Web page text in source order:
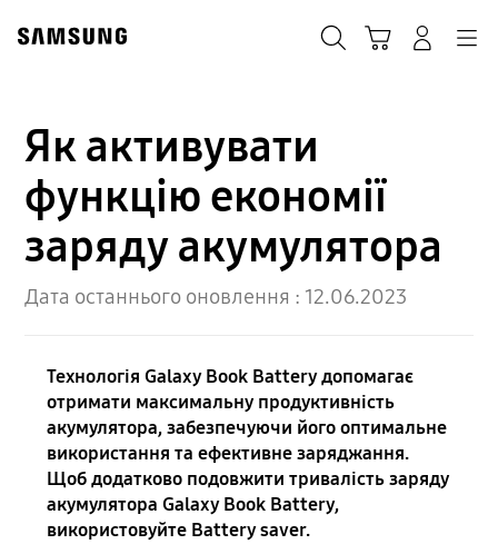
content
Як активувати
функцію економії
заряду акумулятора
Дата останнього оновлення : 12.06.2023
Технологія Galaxy Book Battery допомагає
отримати максимальну продуктивність
акумулятора, забезпечуючи його оптимальне
використання та ефективне заряджання.
Щоб додатково подовжити тривалість заряду
акумулятора Galaxy Book Battery,
використовуйте Battery saver.